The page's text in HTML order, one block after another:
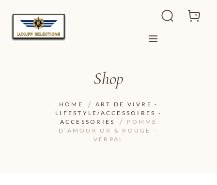
Shop
HOME
ART DE VIVRE -
LIFESTYLE/ACCESSOIRES -
ACCESSORIES
POMME
D’AMOUR OR & ROUGE –
VERPAL